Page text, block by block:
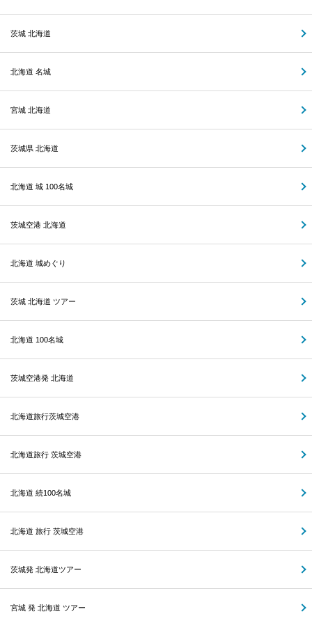
茨城 北海道
北海道 名城
宮城 北海道
茨城県 北海道
北海道 城 100名城
茨城空港 北海道
北海道 城めぐり
茨城 北海道 ツアー
北海道 100名城
茨城空港発 北海道
北海道旅行茨城空港
北海道旅行 茨城空港
北海道 続100名城
北海道 旅行 茨城空港
茨城発 北海道ツアー
宮城 発 北海道 ツアー